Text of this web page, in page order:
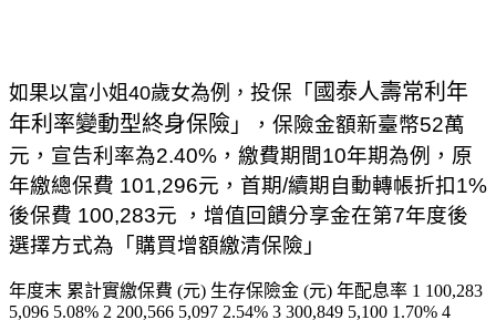
如果以富小姐40歲女為例， 投保「 國泰人壽常利年
年利率變動型終身保險 」，保險金額新臺幣52萬
元，宣告利率為2.40%，繳費期間10年期為例，原
年繳總保費 101,296元，首期/續期自動轉帳折扣1%
後保費 100,283元 ，增值回饋分享金在第7年度後
選擇方式為「購買增額繳清保險」
年度末 累計實繳保費 (元) 生存保險金 (元) 年配息率 1 100,283
5,096 5.08% 2 200,566 5,097 2.54% 3 300,849 5,100 1.70% 4